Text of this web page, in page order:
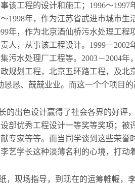
该工程的设计和施工；1996～
1998年，作为江苏省武进市城市
年，作为北京酒仙桥污水处理工
人，从事该工程设计。1999－
污水处理厂工程等。2003－2004
规划工程，北京五环路工程，及
恳恳、兢兢业业。而这一个个项目
的出色设计赢得了社会各界的好评
部优秀工程设计一等奖等奖项；
专家等等。而当同学谈到这些荣
艺学长这种淡薄名利的心境，打动
，现场指导，到现在的运筹帷幄，